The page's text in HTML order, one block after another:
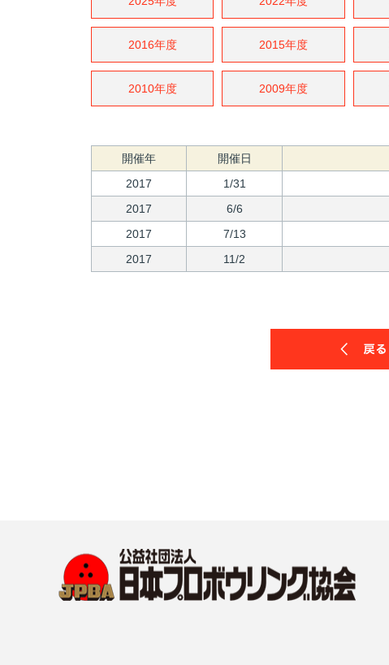
2016年度 2015年度
2010年度 2009年度
開催年 開催日
2017
1/31
2017
6/6
2017
7/13
2017
11/2